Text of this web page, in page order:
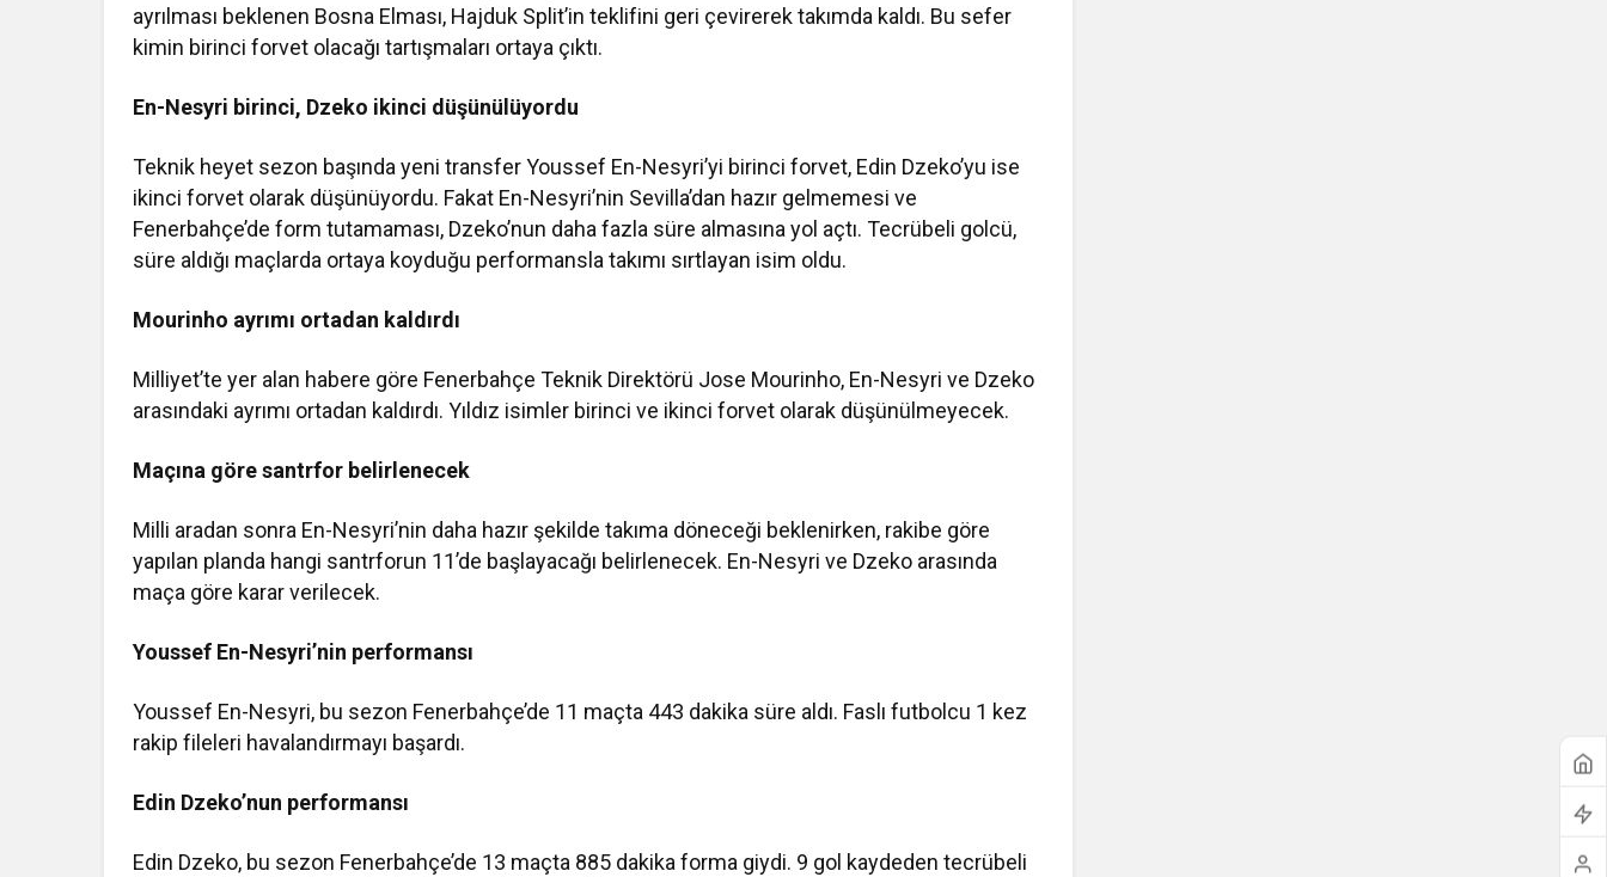
ayrılması beklenen Bosna Elması, Hajduk Split’in teklifini geri çevirerek takımda kaldı. Bu sefer
kimin birinci forvet olacağı tartışmaları ortaya çıktı.
En-Nesyri birinci, Dzeko ikinci düşünülüyordu
Teknik heyet sezon başında yeni transfer Youssef En-Nesyri’yi birinci forvet, Edin Dzeko’yu ise
ikinci forvet olarak düşünüyordu. Fakat En-Nesyri’nin Sevilla’dan hazır gelmemesi ve
Fenerbahçe’de form tutamaması, Dzeko’nun daha fazla süre almasına yol açtı. Tecrübeli golcü,
süre aldığı maçlarda ortaya koyduğu performansla takımı sırtlayan isim oldu.
Mourinho ayrımı ortadan kaldırdı
Milliyet’te yer alan habere göre Fenerbahçe Teknik Direktörü Jose Mourinho, En-Nesyri ve Dzeko
arasındaki ayrımı ortadan kaldırdı. Yıldız isimler birinci ve ikinci forvet olarak düşünülmeyecek.
Maçına göre santrfor belirlenecek
Milli aradan sonra En-Nesyri’nin daha hazır şekilde takıma döneceği beklenirken, rakibe göre
yapılan planda hangi santrforun 11’de başlayacağı belirlenecek. En-Nesyri ve Dzeko arasında
maça göre karar verilecek.
Youssef En-Nesyri’nin performansı
Youssef En-Nesyri, bu sezon Fenerbahçe’de 11 maçta 443 dakika süre aldı. Faslı futbolcu 1 kez
rakip fileleri havalandırmayı başardı.
Edin Dzeko’nun performansı
Edin Dzeko, bu sezon Fenerbahçe’de 13 maçta 885 dakika forma giydi. 9 gol kaydeden tecrübeli